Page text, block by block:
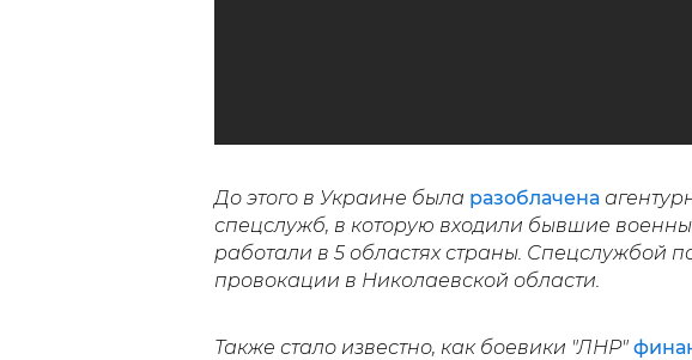
До этого в Украине была разоблачена
спецслужб, в которую входили бывшие
работали в 5 областях страны. Спецслужбой
провокации в Николаевской области.
Также стало известно, как боевики "ЛНР"